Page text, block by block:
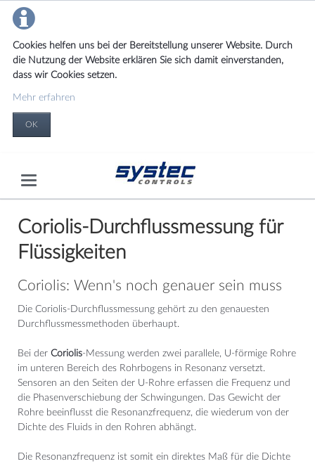
Cookies helfen uns bei der Bereitstellung unserer Website. Durch
die Nutzung der Website erklären Sie sich damit einverstanden,
dass wir Cookies setzen.
Mehr erfahren
OK
Coriolis-Durchflussmessung für
Flüssigkeiten
Coriolis: Wenn's noch genauer sein muss
Die Coriolis-Durchflussmessung gehört zu den genauesten
Durchflussmessmethoden überhaupt.
Bei der Coriolis-Messung werden zwei parallele, U-förmige Rohre
im unteren Bereich des Rohrbogens in Resonanz versetzt.
Sensoren an den Seiten der U-Rohre erfassen die Frequenz und
die Phasenverschiebung der Schwingungen. Das Gewicht der
Rohre beeinflusst die Resonanzfrequenz, die wiederum von der
Dichte des Fluids in den Rohren abhängt.
Die Resonanzfrequenz ist somit ein direktes Maß für die Dichte